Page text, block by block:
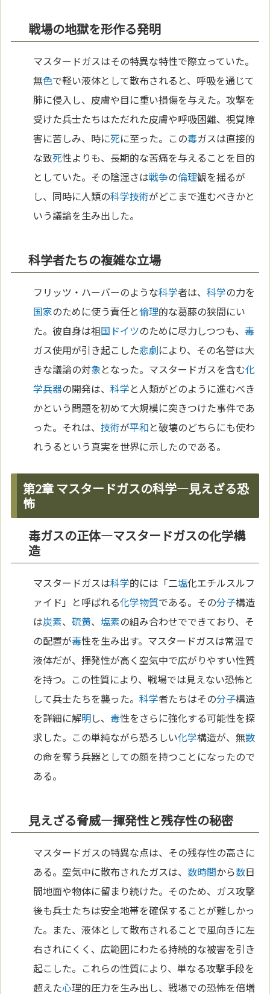
戦場の地獄を形作る発明
マスタードガスはその特異な特性で際立っていた。
無色で軽い液体として散布されると、呼吸を通じて
肺に侵入し、皮膚や目に重い損傷を与えた。攻撃を
受けた兵士たちはただれた皮膚や呼吸困難、視覚障
害に苦しみ、時に死に至った。この毒ガスは直接的
な致死性よりも、長期的な苦痛を与えることを目的
としていた。その陰湿さは戦争の倫理観を揺るが
し、同時に人類の科学技術がどこまで進むべきかと
いう議論を生み出した。
科学者たちの複雑な立場
フリッツ・ハーバーのような科学者は、科学の力を
国家のために使う責任と倫理的な葛藤の狭間にい
た。彼自身は祖国 ドイツのために尽力しつつも、毒
ガス使用が引き起こした悲劇により、その名誉は大
きな議論の対象となった。マスタードガスを含む化
学兵器の開発は、科学と人類がどのように進むべき
かという問題を初めて大規模に突きつけた事件であ
った。それは、技術が平和と破壊のどちらにも使わ
れうるという真実を世界に示したのである。
第2章 マスタードガスの科学—見えざる恐
怖
毒ガスの正体—マスタードガスの化学構
造
マスタードガスは科学的には「二塩化エチルスルフ
ァイド」と呼ばれる化学物質である。その分子構造
は炭素、硫黄、 塩素の組み合わせでできており、そ
の配置が毒性を生み出す。マスタードガスは常温で
液体だが、揮発性が高く空気中で広がりやすい性質
を持つ。この性質により、戦場では見えない恐怖と
して兵士たちを襲った。科学者たちはその分子構造
を詳細に解明し、毒性をさらに強化する可能性を探
求した。この単純ながら恐ろしい化学構造が、無数
の命を奪う兵器としての顔を持つことになったので
ある。
見えざる脅威—揮発性と残存性の秘密
マスタードガスの特異な点は、その残存性の高さに
ある。空気中に散布されたガスは、数時間から数日
間地面や物体に留まり続けた。そのため、ガス攻撃
後も兵士たちは安全地帯を確保することが難しかっ
た。また、液体として散布されることで風向きに左
右されにくく、広範囲にわたる持続的な被害を引き
起こした。これらの性質により、単なる攻撃手段を
超えた心理的圧力を生み出し、戦場での恐怖を倍増